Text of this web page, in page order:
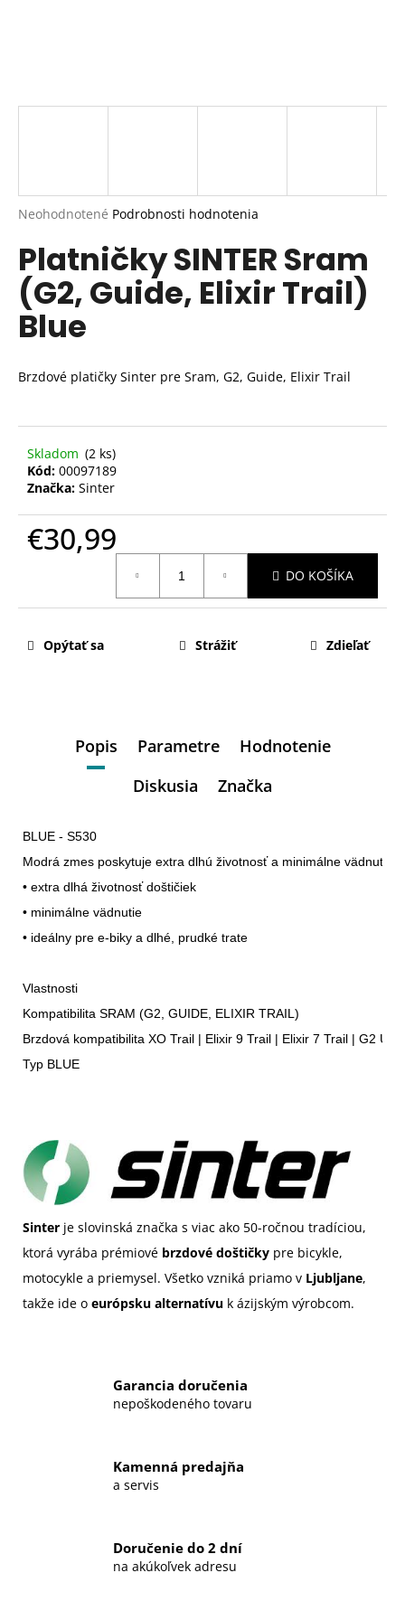
Priemerné
produktu
je
0,0
z
5
hviezdičiek.
Neohodnotené Podrobnosti hodnotenia
Platničky SINTER Sram
(G2, Guide, Elixir Trail)
Blue
Brzdové platičky Sinter pre Sram, G2, Guide, Elixir Trail
Skladom (2 ks)
Kód: 00097189
Značka: Sinter
€30,99
DO KOŠÍKA
Opýtať sa Strážiť Zdieľať
Popis Parametre
Hodnotenie
Diskusia
Značka
BLUE - S530
Modrá zmes poskytuje extra dlhú životnosť a minimálne
• extra dlhá životnosť doštičiek
• minimálne vädnutie
• ideálny pre e-biky a dlhé, prudké trate
Vlastnosti
Kompatibilita SRAM (G2, GUIDE, ELIXIR TRAIL)
Brzdová kompatibilita XO Trail | Elixir 9 Trail | Elixir 7 Trail | G2
Typ BLUE
Sinter je slovinská značka s viac ako 50-ročnou tradíciou,
ktorá vyrába prémiové brzdové doštičky pre bicykle,
motocykle a priemysel. Všetko vzniká priamo v Ljubljane,
takže ide o európsku alternatívu k ázijským výrobcom.
Garancia doručenia
nepoškodeného tovaru
Kamenná predajňa
a servis
Doručenie do 2 dní
na akúkoľvek adresu